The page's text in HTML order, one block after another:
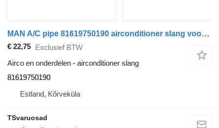
MAN A/C pipe 81619750190 airconditioner slang voor MAN TGA 26.430 trekker
€ 22,75 Exclusief BTW
Airco en onderdelen - airconditioner slang
81619750190
Estland, Kõrveküla
TSvaruosad